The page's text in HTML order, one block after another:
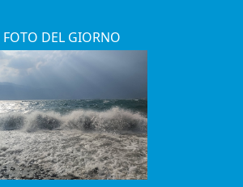
FOTO DEL GIORNO